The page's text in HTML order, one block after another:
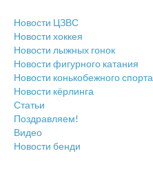
Новости ЦЗВС
Новости хоккея
Новости лыжных гонок
Новости фигурного катания
Новости конькобежного спорта
Новости кёрлинга
Статьи
Поздравляем!
Видео
Новости бенди